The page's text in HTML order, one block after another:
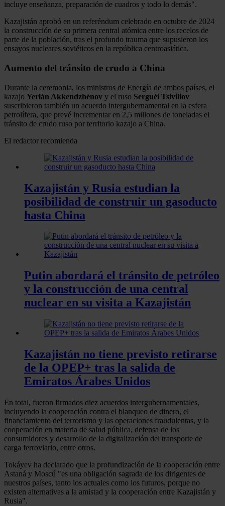
incluye enseñanza, preparación de cuadros y todo lo demás".
Kazajistán aprobó en un referéndum celebrado en octubre de 2024
la construcción de su primera central atómica entre los recelos de
parte de la población, tras el profundo trauma que supusieron los
ensayos nucleares soviéticos en la república centroasiática.
Aumento del tránsito de crudo a China
Durante la ceremonia, los ministros de Energía de ambos países, el
kazajo Yerlán Akkendzhénov y el ruso Serguéi Tsiviliov
suscribieron también un acuerdo intergubernamental en la esfera
petrolífera, que prevé incrementar en 2,5 millones de toneladas el
tránsito de crudo ruso por territorio kazajo a China.
El redactor recomienda
Kazajistán y Rusia estudian la
posibilidad de construir un gasoducto
hasta China
Putin abordará el tránsito de petróleo
y la construcción de una central
nuclear en su visita a Kazajistán
Kazajistán no tiene previsto retirarse
de la OPEP+ tras la salida de
Emiratos Árabes Unidos
En total, fueron firmados diez acuerdos intergubernamentales,
incluyendo la cooperación contra el blanqueo de dinero, el
financiamiento del terrorismo y las operaciones fraudulentas, y la
cooperación en materia de salud pública, defensa de los
consumidores y desarrollo de la digitalización del transporte de
carga ferroviario, entre otros.
Tokáyev ha declarado que la profundización de la cooperación entre
Astaná y Moscú "es una obligación sagrada de los dirigentes de
nuestros países, tanto los actuales como los futuros, porque no
existen alternativas a la amistad y la cooperación entre Kazajistán y
Rusia".